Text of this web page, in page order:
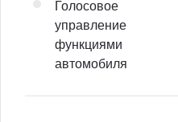
Голосовое
управление
функциями
автомобиля